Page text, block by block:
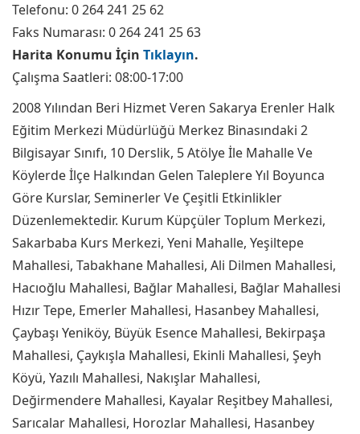
Telefonu: 0 264 241 25 62
Faks Numarası: 0 264 241 25 63
Harita Konumu İçin Tıklayın.
Çalışma Saatleri: 08:00-17:00
2008 Yılından Beri Hizmet Veren Sakarya Erenler Halk
Eğitim Merkezi Müdürlüğü Merkez Binasındaki 2
Bilgisayar Sınıfı, 10 Derslik, 5 Atölye İle Mahalle Ve
Köylerde İlçe Halkından Gelen Taleplere Yıl Boyunca
Göre Kurslar, Seminerler Ve Çeşitli Etkinlikler
Düzenlemektedir. Kurum Küpçüler Toplum Merkezi,
Sakarbaba Kurs Merkezi, Yeni Mahalle, Yeşiltepe
Mahallesi, Tabakhane Mahallesi, Ali Dilmen Mahallesi,
Hacıoğlu Mahallesi, Bağlar Mahallesi, Bağlar Mahallesi
Hızır Tepe, Emerler Mahallesi, Hasanbey Mahallesi,
Çaybaşı Yeniköy, Büyük Esence Mahallesi, Bekirpaşa
Mahallesi, Çaykışla Mahallesi, Ekinli Mahallesi, Şeyh
Köyü, Yazılı Mahallesi, Nakışlar Mahallesi,
Değirmendere Mahallesi, Kayalar Reşitbey Mahallesi,
Sarıcalar Mahallesi, Horozlar Mahallesi, Hasanbey